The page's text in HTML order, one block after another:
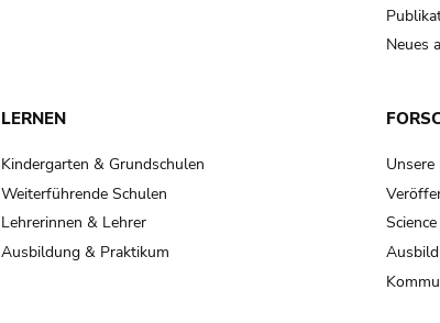
Neues
LERNEN
Kindergarten & Grundschulen
Weiterführende Schulen
Lehrerinnen & Lehrer
Ausbildung & Praktikum